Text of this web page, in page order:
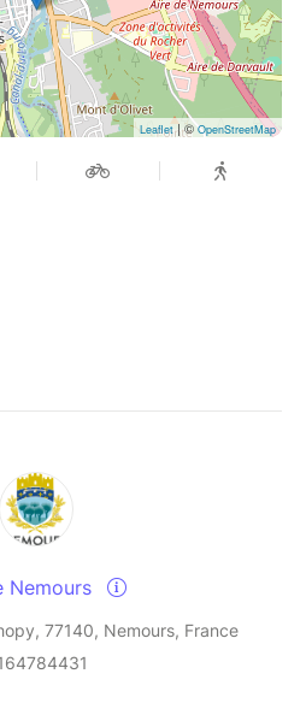
Leaflet| ©OpenStreetMap
Nemours
77140, Nemours, France